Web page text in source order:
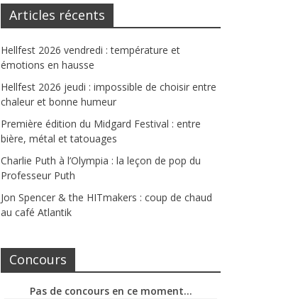
Articles récents
Hellfest 2026 vendredi : température et
émotions en hausse
Hellfest 2026 jeudi : impossible de choisir entre
chaleur et bonne humeur
Première édition du Midgard Festival : entre
bière, métal et tatouages
Charlie Puth à l’Olympia : la leçon de pop du
Professeur Puth
Jon Spencer & the HITmakers : coup de chaud
au café Atlantik
Concours
Pas de concours en ce moment…